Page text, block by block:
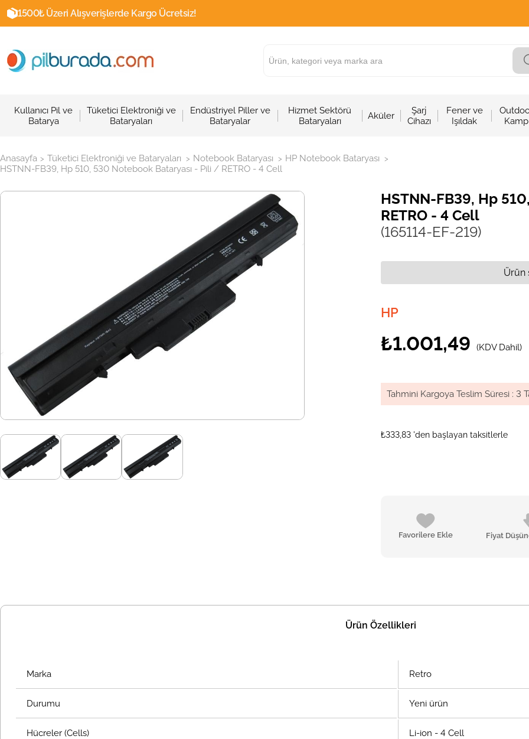
1500₺ Üzeri Alışverişlerde Kargo Ücretsiz!
Kullanıcı Pil ve
Batarya
Tüketici Elektroniği ve
Bataryaları
Endüstriyel Piller ve
Bataryalar
Hizmet Sektörü
Bataryaları
Aküler
Şarj
Cihazı
Fener ve
Işıldak
Kamp
Anasayfa > Tüketici Elektroniği ve Bataryaları > Notebook Bataryası > HP Notebook Bataryası >
HSTNN-FB39, Hp 510, 530 Notebook Bataryası - Pili / RETRO - 4 Cell
HSTNN-FB39, Hp
RETRO - 4 Cell
(165114-EF-219)
HP
₺1.001,49 (KDV Dahil)
Tahmini Kargoya Teslim Süresi : 3
₺333,83 'den başlayan taksitlerle
Favorilere Ekle Fiyat
Ürün
Ürün Özellikleri
Marka Retro
Durumu Yeni ürün
Hücreler (Cells) Li-ion - 4 Cell